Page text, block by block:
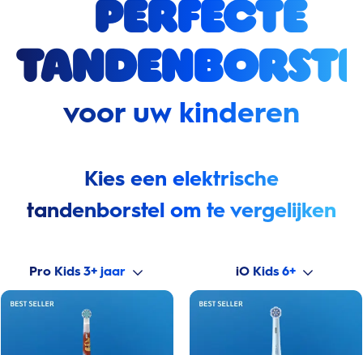
perfecte
voor uw kinderen
Kies een elektrische
tandenborstel om te vergelijken
Pro Kids 3+ jaar iO Kids 6+